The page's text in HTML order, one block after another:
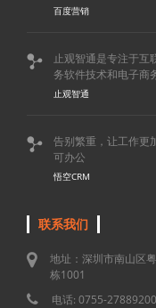
百度营销

止观智通是专注于互
务软件技术和电子商
止观智通

告别繁重，让工作更
可办公
悟空CRM
联系我们
地址：深圳市南山区
栋1001
电话: 0755-27889200